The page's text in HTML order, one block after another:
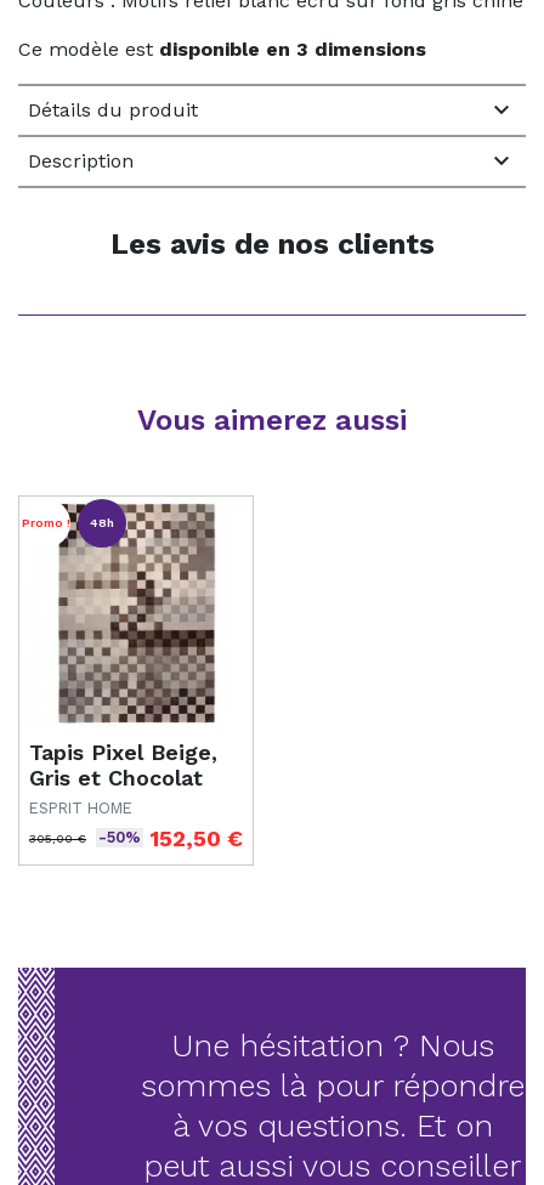
Ce modèle est disponible en 3 dimensions
Détails du produit 
Description 
Les avis de nos clients
Vous aimerez aussi
Tapis Pixel Beige,
Gris et Chocolat
ESPRIT HOME
Prix de base
305,00 €
Prix -50% 152,50 €
Promo ! 48h
Une hésitation ? Nous
sommes là pour répondre
à vos questions. Et on
peut aussi vous conseiller